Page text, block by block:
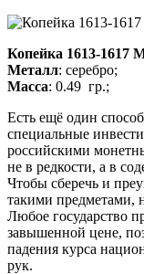
Копейка 1613-1617
Металл: серебро;
Масса: 0.49 гр.;
Есть ещё один
специальные
российскими
не в редкости, а в
Чтобы сберечь и
такими предметами,
Любое государство
завышенной цене,
падения курса
рук.